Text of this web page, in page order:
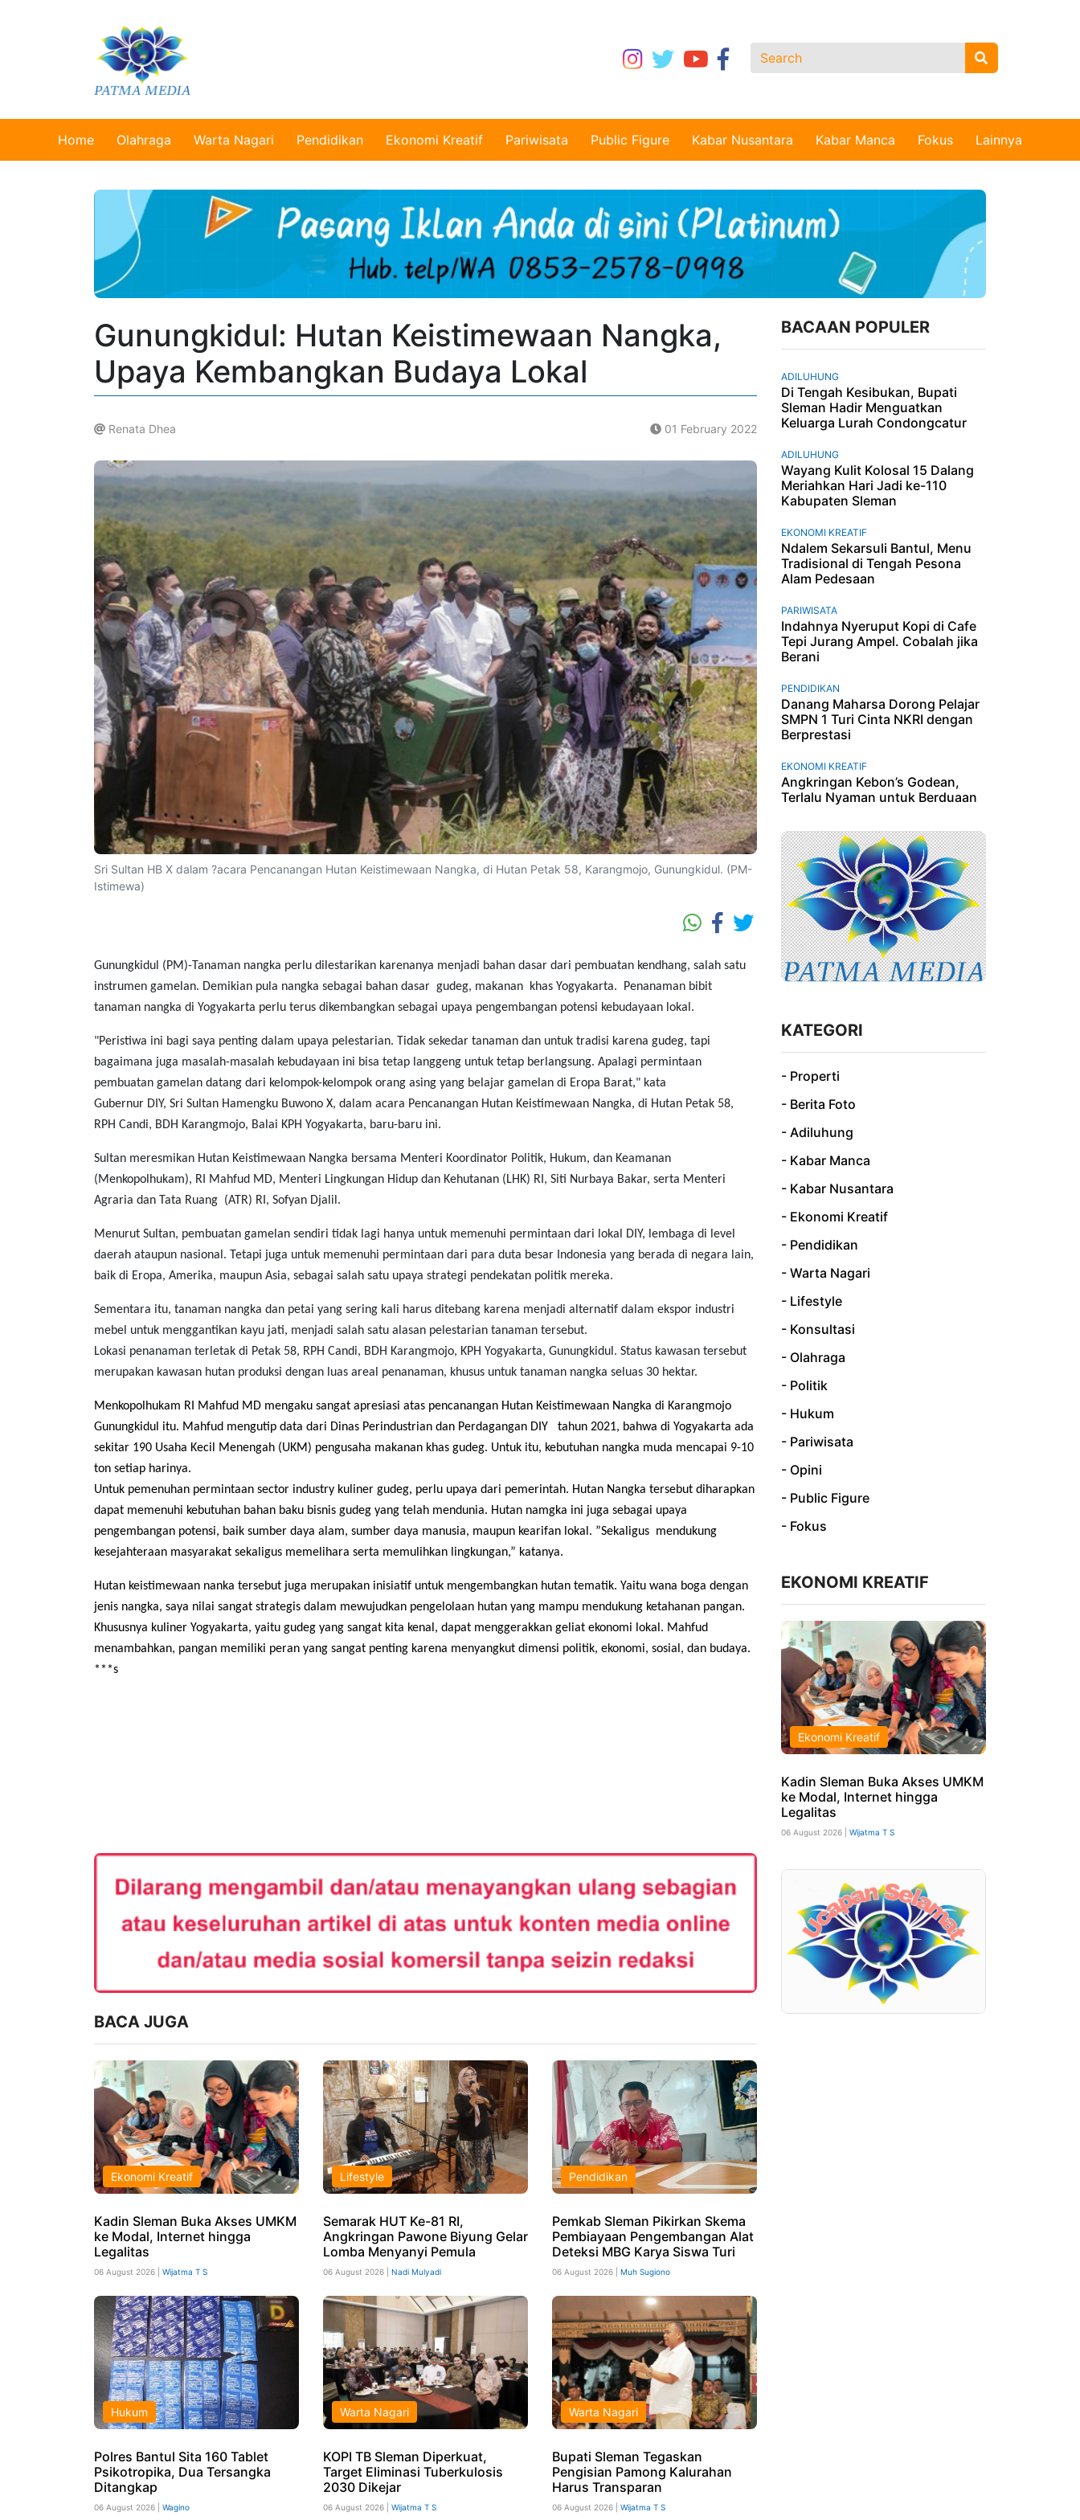
Home Olahraga Warta Nagari Pendidikan Ekonomi Kreatif Pariwisata Public Figure Kabar Nusantara Kabar Manca Fokus Lainnya
Gunungkidul: Hutan Keistimewaan Nangka,
Upaya Kembangkan Budaya Lokal
Renata Dhea 01 February 2022
Sri Sultan HB X dalam ?acara Pencanangan Hutan Keistimewaan Nangka, di Hutan Petak 58, Karangmojo, Gunungkidul. (PM-
Istimewa)
Gunungkidul (PM)-Tanaman nangka perlu dilestarikan karenanya menjadi bahan dasar dari pembuatan kendhang, salah satu
instrumen gamelan.‎ Demikian pula nangka sebagai bahan dasar gudeg, makanan khas Yogyakarta. Penanaman bibit
tanaman nangka di Yogyakarta perlu terus dikembangkan sebagai upaya pengembangan potensi kebudayaan lokal.
"Peristiwa ini bagi saya penting dalam upaya pelestarian. Tidak sekedar tanaman dan untuk tradisi karena gudeg, tapi
bagaimana juga masalah-masalah kebudayaan ini bisa tetap langgeng untuk tetap berlangsung. Apalagi permintaan
pembuatan gamelan datang dari kelompok-kelompok orang asing yang belajar gamelan di Eropa Barat," kata
Gubernur DIY, Sri Sultan Hamengku Buwono X, dalam acara Pencanangan Hutan Keistimewaan Nangka, di Hutan Petak 58,
RPH Candi, BDH Karangmojo, Balai KPH Yogyakarta, baru-baru ini.
Sultan meresmikan Hutan Keistimewaan Nangka bersama Menteri Koordinator Politik, Hukum, dan Keamanan
(Menkopolhukam), RI Mahfud MD, Menteri Lingkungan Hidup dan Kehutanan (LHK) RI, Siti Nurbaya Bakar, serta Menteri
Agraria dan Tata Ruang (ATR) RI, Sofyan Djalil.
Menurut Sultan, ‎pembuatan gamelan sendiri tidak lagi hanya untuk memenuhi permintaan dari lokal DIY, lembaga di level
daerah ataupun nasional. Tetapi juga untuk memenuhi permintaan dari para duta besar Indonesia yang berada di negara lain,
baik di Eropa, Amerika, maupun Asia, sebagai salah satu upaya strategi pendekatan politik mereka.
Sementara itu, tanaman nangka dan petai yang sering kali harus ditebang karena menjadi alternatif dalam ekspor industri
mebel untuk menggantikan kayu jati, menjadi salah satu alasan pelestarian tanaman tersebut.
Lokasi penanaman terletak di Petak 58, RPH Candi, BDH Karangmojo, KPH Yogyakarta, Gunungkidul. Status kawasan tersebut
merupakan kawasan hutan produksi dengan luas areal penanaman, khusus untuk tanaman nangka seluas 30 hektar.
Menkopolhukam RI Mahfud MD mengaku sangat apresiasi atas pencanangan Hutan Keistimewaan Nangka di Karangmojo
Gunungkidul itu. Mahfud mengutip data dari Dinas Perindustrian dan Perdagangan DIY tahun 2021, bahwa di Yogyakarta ada
sekitar 190 Usaha Kecil Menengah (UKM) pengusaha makanan khas gudeg. Untuk itu, kebutuhan nangka muda mencapai 9-10
ton setiap harinya.
Untuk pemenuhan permintaan sector industry kuliner gudeg, perlu upaya dari pemerintah. Hutan Nangka tersebut diharapkan
dapat memenuhi kebutuhan bahan baku bisnis gudeg yang telah mendunia. Hutan namgka ini juga sebagai upaya
pengembangan potensi, baik sumber daya alam, sumber daya manusia, maupun kearifan lokal. ”Sekaligus mendukung
kesejahteraan masyarakat sekaligus memelihara serta memulihkan lingkungan,” katanya.
Hutan keistimewaan nanka tersebut juga merupakan inisiatif untuk mengembangkan hutan tematik. Yaitu wana boga dengan
jenis nangka, saya nilai sangat strategis dalam mewujudkan pengelolaan hutan yang mampu mendukung ketahanan pangan.
Khususnya kuliner Yogyakarta, yaitu gudeg yang sangat kita kenal, dapat menggerakkan geliat ekonomi lokal. Mahfud
menambahkan, pangan memiliki peran yang sangat penting karena menyangkut dimensi politik, ekonomi, sosial, dan budaya.
***s
BACA JUGA
Ekonomi Kreatif
Kadin Sleman Buka Akses UMKM
ke Modal, Internet hingga
Legalitas
06 August 2026 | Wijatma T S
Lifestyle
Semarak HUT Ke-81 RI,
Angkringan Pawone Biyung Gelar
Lomba Menyanyi Pemula
06 August 2026 | Nadi Mulyadi
Pendidikan
Pemkab Sleman Pikirkan Skema
Pembiayaan Pengembangan Alat
Deteksi MBG Karya Siswa Turi
06 August 2026 | Muh Sugiono
Hukum
Polres Bantul Sita 160 Tablet
Psikotropika, Dua Tersangka
Ditangkap
06 August 2026 | Wagino
Warta Nagari
KOPI TB Sleman Diperkuat,
Target Eliminasi Tuberkulosis
2030 Dikejar
06 August 2026 | Wijatma T S
Warta Nagari
Bupati Sleman Tegaskan
Pengisian Pamong Kalurahan
Harus Transparan
06 August 2026 | Wijatma T S
BACAAN POPULER
ADILUHUNG
Di Tengah Kesibukan, Bupati
Sleman Hadir Menguatkan
Keluarga Lurah Condongcatur
ADILUHUNG
Wayang Kulit Kolosal 15 Dalang
Meriahkan Hari Jadi ke-110
Kabupaten Sleman
EKONOMI KREATIF
Ndalem Sekarsuli Bantul, Menu
Tradisional di Tengah Pesona
Alam Pedesaan
PARIWISATA
Indahnya Nyeruput Kopi di Cafe
Tepi Jurang Ampel. Cobalah jika
Berani
PENDIDIKAN
Danang Maharsa Dorong Pelajar
SMPN 1 Turi Cinta NKRI dengan
Berprestasi
EKONOMI KREATIF
Angkringan Kebon’s Godean,
Terlalu Nyaman untuk Berduaan
KATEGORI
- Properti
- Berita Foto
- Adiluhung
- Kabar Manca
- Kabar Nusantara
- Ekonomi Kreatif
- Pendidikan
- Warta Nagari
- Lifestyle
- Konsultasi
- Olahraga
- Politik
- Hukum
- Pariwisata
- Opini
- Public Figure
- Fokus
EKONOMI KREATIF
Ekonomi Kreatif
Kadin Sleman Buka Akses UMKM
ke Modal, Internet hingga
Legalitas
06 August 2026 | Wijatma T S